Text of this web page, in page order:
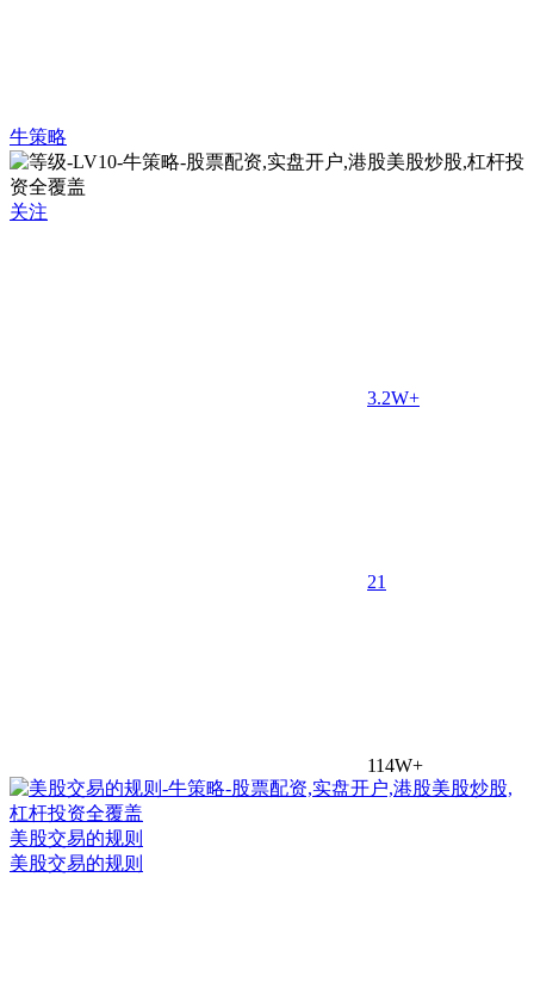
牛策略
关注
3.2W+
21
114W+
美股交易的规则
美股交易的规则